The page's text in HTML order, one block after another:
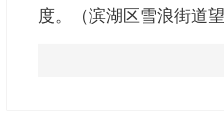
度。（滨湖区雪浪街道